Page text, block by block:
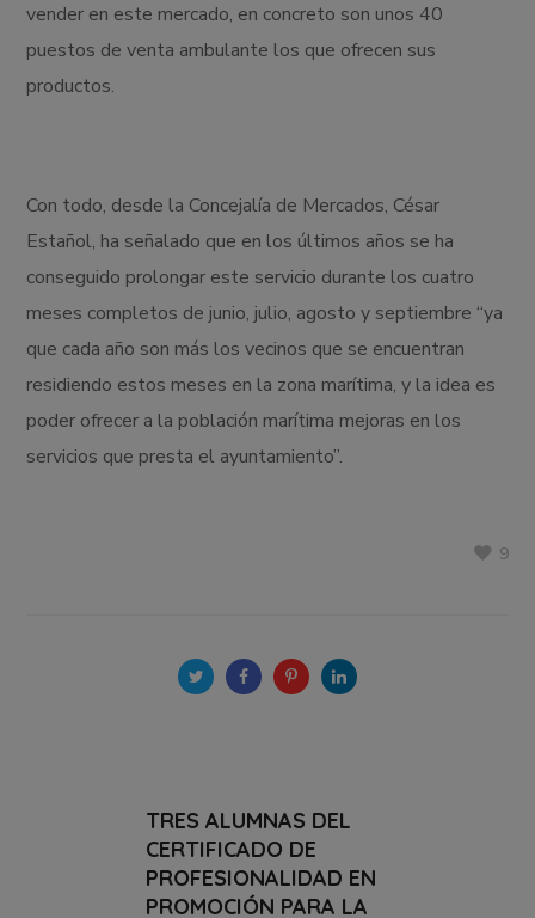
vender en este mercado, en concreto son unos 40
puestos de venta ambulante los que ofrecen sus
productos.
Con todo, desde la Concejalía de Mercados, César
Estañol, ha señalado que en los últimos años se ha
conseguido prolongar este servicio durante los cuatro
meses completos de junio, julio, agosto y septiembre “ya
que cada año son más los vecinos que se encuentran
residiendo estos meses en la zona marítima, y la idea es
poder ofrecer a la población marítima mejoras en los
servicios que presta el ayuntamiento”.
9
TRES ALUMNAS DEL
CERTIFICADO DE
PROFESIONALIDAD EN
PROMOCIÓN PARA LA